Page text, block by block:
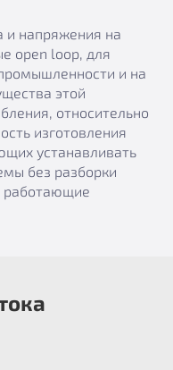
и напряжения на
open loop, для
и на
этой
относительно
изготовления
устанавливать
без разборки
работающие